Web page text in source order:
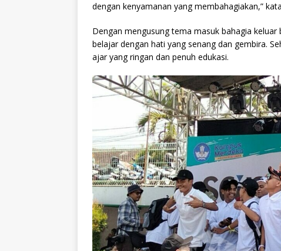
dengan kenyamanan yang membahagiakan,”
Dengan mengusung tema masuk bahagia
belajar dengan hati yang senang dan gembira.
ajar yang ringan dan penuh edukasi.